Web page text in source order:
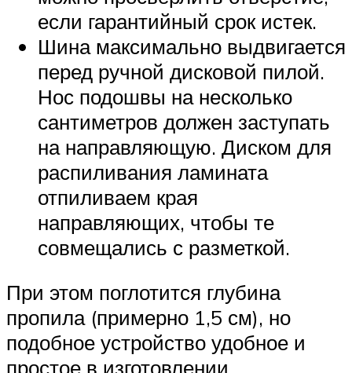
если гарантийный срок истек.
Шина максимально выдвигается
перед ручной дисковой пилой.
Нос подошвы на несколько
сантиметров должен заступать
на направляющую. Диском для
распиливания ламината
отпиливаем края
направляющих, чтобы те
совмещались с разметкой.
При этом поглотится глубина
пропила (примерно 1,5 см), но
подобное устройство удобное и
простое в изготовлении.